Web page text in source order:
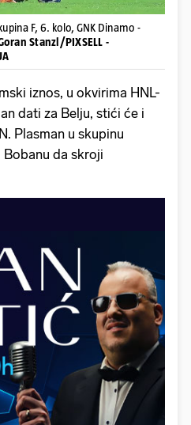
F, 6. kolo, GNK Dinamo -
Stanzl/PIXSELL -
iznos, u okvirima HNL-
dati za Belju, stići će i
Plasman u skupinu
da skroji